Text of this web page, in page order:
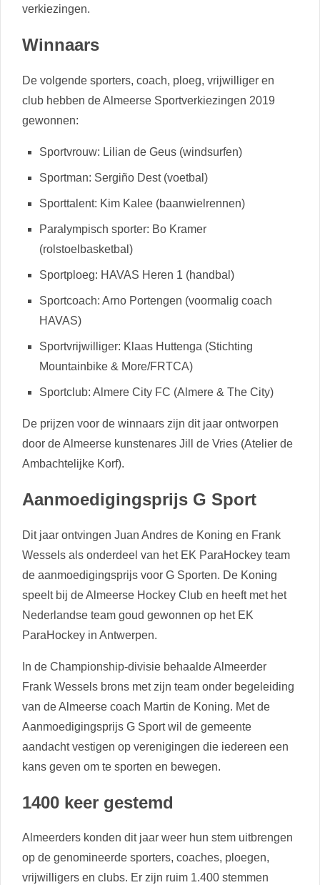
verkiezingen.
Winnaars
De volgende sporters, coach, ploeg, vrijwilliger en
club hebben de Almeerse Sportverkiezingen 2019
gewonnen:
Sportvrouw: Lilian de Geus (windsurfen)
Sportman: Sergiño Dest (voetbal)
Sporttalent: Kim Kalee (baanwielrennen)
Paralympisch sporter: Bo Kramer
(rolstoelbasketbal)
Sportploeg: HAVAS Heren 1 (handbal)
Sportcoach: Arno Portengen (voormalig coach
HAVAS)
Sportvrijwilliger: Klaas Huttenga (Stichting
Mountainbike & More/FRTCA)
Sportclub: Almere City FC (Almere & The City)
De prijzen voor de winnaars zijn dit jaar ontworpen
door de Almeerse kunstenares Jill de Vries (Atelier de
Ambachtelijke Korf).
Aanmoedigingsprijs G Sport
Dit jaar ontvingen Juan Andres de Koning en Frank
Wessels als onderdeel van het EK ParaHockey team
de aanmoedigingsprijs voor G Sporten. De Koning
speelt bij de Almeerse Hockey Club en heeft met het
Nederlandse team goud gewonnen op het EK
ParaHockey in Antwerpen.
In de Championship-divisie behaalde Almeerder
Frank Wessels brons met zijn team onder begeleiding
van de Almeerse coach Martin de Koning. Met de
Aanmoedigingsprijs G Sport wil de gemeente
aandacht vestigen op verenigingen die iedereen een
kans geven om te sporten en bewegen.
1400 keer gestemd
Almeerders konden dit jaar weer hun stem uitbrengen
op de genomineerde sporters, coaches, ploegen,
vrijwilligers en clubs. Er zijn ruim 1.400 stemmen